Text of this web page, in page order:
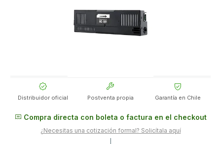
Distribuidor oficial Postventa propia Garantía en Chile
Compra directa con boleta o factura en el checkout
¿Necesitas una cotización formal? Solicítala aquí